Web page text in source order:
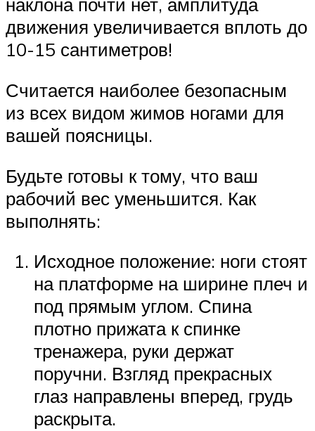
наклона почти нет, амплитуда
движения увеличивается вплоть до
10-15 сантиметров!
Считается наиболее безопасным
из всех видом жимов ногами для
вашей поясницы.
Будьте готовы к тому, что ваш
рабочий вес уменьшится. Как
выполнять:
Исходное положение: ноги стоят
на платформе на ширине плеч и
под прямым углом. Спина
плотно прижата к спинке
тренажера, руки держат
поручни. Взгляд прекрасных
глаз направлены вперед, грудь
раскрыта.